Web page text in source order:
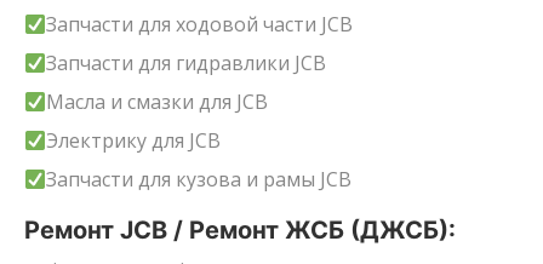
Запчасти для ходовой части JCB
Запчасти для гидравлики JCB
Масла и смазки для JCB
Электрику для JCB
Запчасти для кузова и рамы JCB
Ремонт JCB / Ремонт ЖСБ (ДЖСБ):